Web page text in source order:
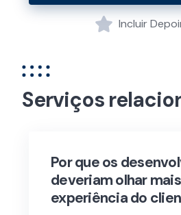
Incluir
Serviços
Por que os
deveriam olhar
experiência do